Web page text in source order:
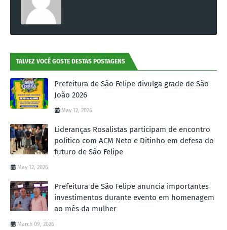
TALVEZ VOCÊ GOSTE DESTAS POSTAGENS
Prefeitura de São Felipe divulga grade de São
João 2026
May 12, 2026
Lideranças Rosalistas participam de encontro
político com ACM Neto e Ditinho em defesa do
futuro de São Felipe
May 12, 2026
Prefeitura de São Felipe anuncia importantes
investimentos durante evento em homenagem
ao mês da mulher
March 09, 2026